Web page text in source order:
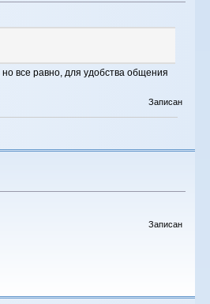
все равно, для удобства общения
Записан
Записан